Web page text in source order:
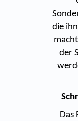
die
der
Das